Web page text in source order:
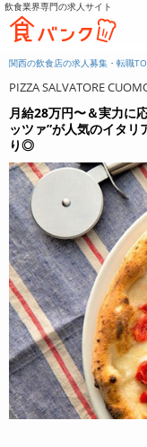
飲食業界専門の求人サイト
関西の飲食店の求人募集・転職
PIZZA SALVATORE
月給28万円〜＆実力に
ッツァ”が人気のイタ
り◎